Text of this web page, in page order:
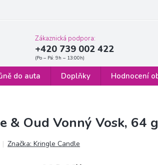
Formulář
Zákaznická podpora:
+420 739 002 422
do auta Doplňky Hodnocení
& Oud Vonný Vosk, 64 g
Značka:Kringle Candle